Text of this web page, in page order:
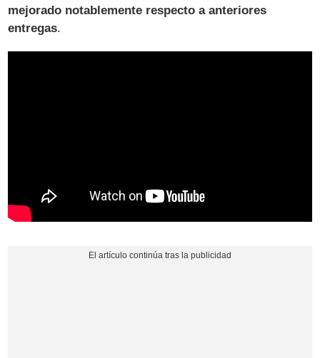
mejorado notablemente respecto a anteriores
entregas.